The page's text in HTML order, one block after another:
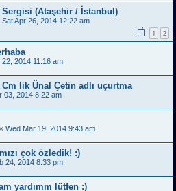
Sergisi (Ataşehir / İstanbul)
Sat Apr 26, 2014 12:22 am
1 2
22, 2014 11:16 am
lik Ünal Çetin adlı uçurtma
03, 2014 8:22 am
« Wed Mar 19, 2014 9:43 am
çok özledik! :)
24, 2014 8:33 pm
yardımm lütfen :)